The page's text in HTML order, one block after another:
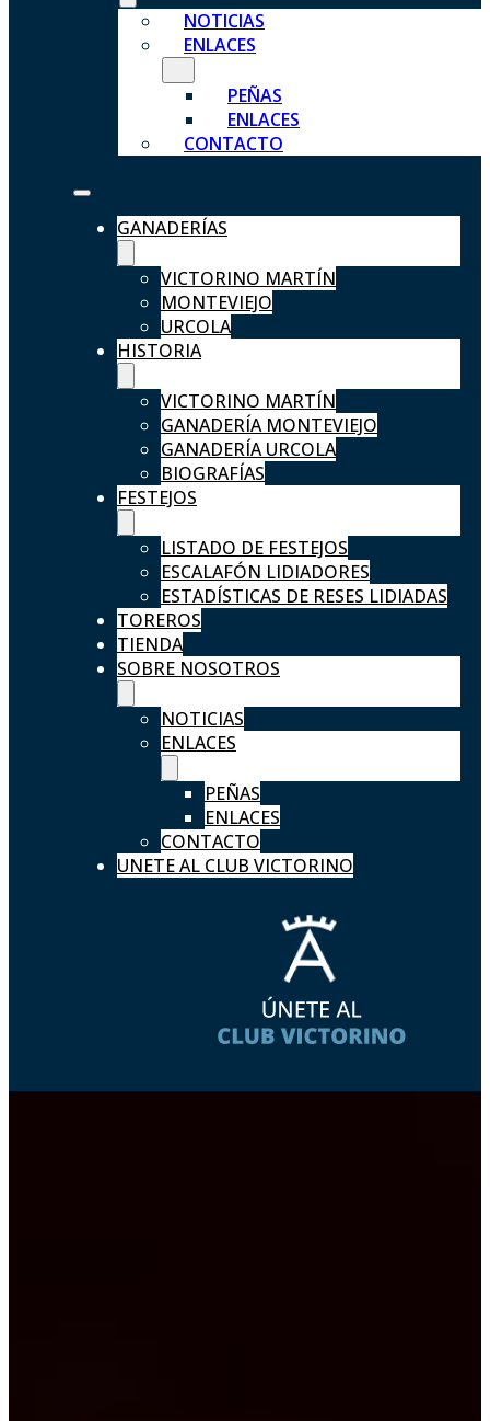
NOTICIAS
ENLACES
PEÑAS
ENLACES
CONTACTO
GANADERÍAS
VICTORINO MARTÍN
MONTEVIEJO
URCOLA
HISTORIA
VICTORINO MARTÍN
GANADERÍA MONTEVIEJO
GANADERÍA URCOLA
BIOGRAFÍAS
FESTEJOS
LISTADO DE FESTEJOS
ESCALAFÓN LIDIADORES
ESTADÍSTICAS DE RESES LIDIADAS
TOREROS
TIENDA
SOBRE NOSOTROS
NOTICIAS
ENLACES
PEÑAS
ENLACES
CONTACTO
UNETE AL CLUB VICTORINO